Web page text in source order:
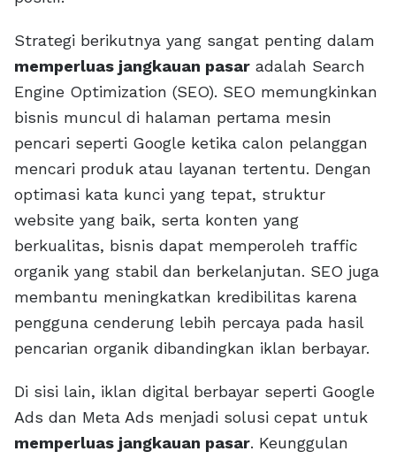
Strategi berikutnya yang sangat penting dalam
memperluas jangkauan pasar adalah Search
Engine Optimization (SEO). SEO memungkinkan
bisnis muncul di halaman pertama mesin
pencari seperti Google ketika calon pelanggan
mencari produk atau layanan tertentu. Dengan
optimasi kata kunci yang tepat, struktur
website yang baik, serta konten yang
berkualitas, bisnis dapat memperoleh traffic
organik yang stabil dan berkelanjutan. SEO juga
membantu meningkatkan kredibilitas karena
pengguna cenderung lebih percaya pada hasil
pencarian organik dibandingkan iklan berbayar.
Di sisi lain, iklan digital berbayar seperti Google
Ads dan Meta Ads menjadi solusi cepat untuk
memperluas jangkauan pasar. Keunggulan